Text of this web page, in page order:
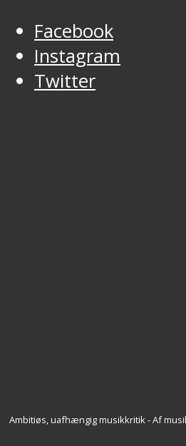
Facebook
Instagram
Twitter
Ambitiøs, uafhængig musikkritik - Af